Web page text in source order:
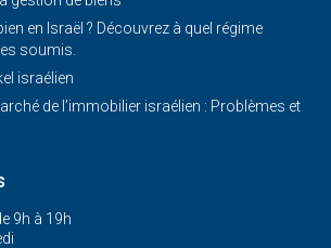
en Israël ? Découvrez à quel régime
soumis.
israélien
de l’immobilier israélien : Problèmes et
9h à 19h